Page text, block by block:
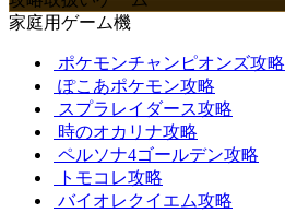
家庭用ゲーム機
ポケモンチャンピオンズ攻略
ぽこあポケモン攻略
スプラレイダース攻略
時のオカリナ攻略
ペルソナ4ゴールデン攻略
トモコレ攻略
バイオレクイエム攻略